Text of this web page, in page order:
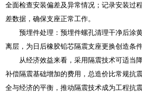
全面检查安装偏差及异常情况；记录安装过
差数据，确保支座正常工作。
预埋件处理：预埋件螺孔清理干净后涂
离层，为日后橡胶铅芯隔震支座更换创造条件
从经济效益来看，采用隔震技术可适当
补偿隔震基础增加的费用，总造价比常规抗
全与经济的平衡，推动隔震技术成为工程抗